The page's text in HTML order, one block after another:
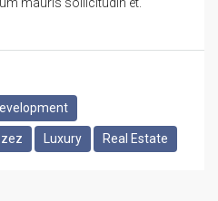
Luxury Real Estate